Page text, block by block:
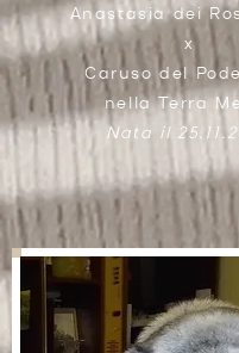
Anastasia dei
x
Caruso del
nella Terra
Nata il